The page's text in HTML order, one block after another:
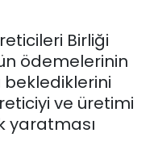
Birliği
ödemelerinin
beklediklerini
ve üretimi
yaratması